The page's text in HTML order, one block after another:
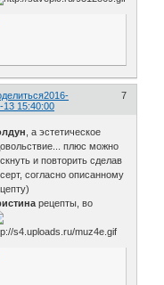
7
2016-
13 15:40:00
, а эстетическое
плюс можно
и повторить сделав
согласно описанному
рецепты, во